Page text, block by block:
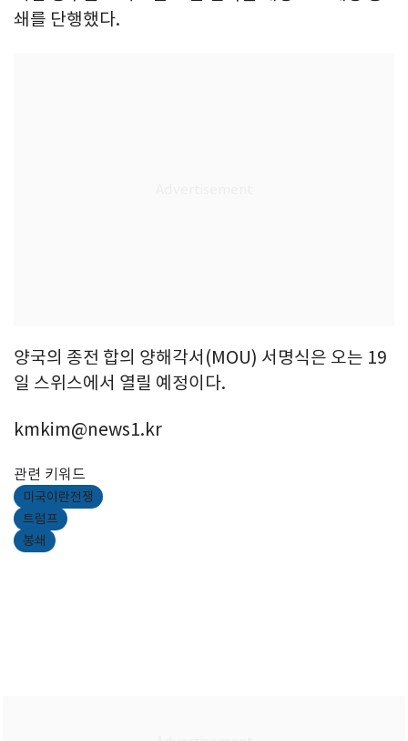
쇄를 단행했다.
양국의 종전 합의 양해각서(MOU) 서명식은 오는 19
일 스위스에서 열릴 예정이다.
kmkim@news1.kr
관련 키워드
미국이란전쟁
트럼프
봉쇄